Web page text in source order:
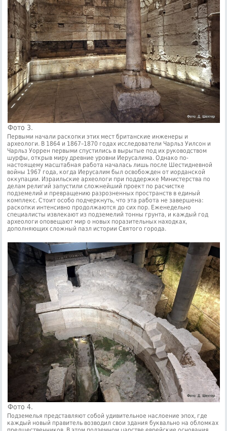
Фото 3.
Первыми начали раскопки этих мест британские инженеры и
археологи. В 1864 и 1867–1870 годах исследователи Чарльз Уилсон и
Чарльз Уоррен первыми спустились в вырытые под их руководством
шурфы, открыв миру древние уровни Иерусалима. Однако по-
настоящему масштабная работа началась лишь после Шестидневной
войны 1967 года, когда Иерусалим был освобожден от иорданской
оккупации. Израильские археологи при поддержке Министерства по
делам религий запустили сложнейший проект по расчистке
подземелий и превращению разрозненных пространств в единый
комплекс. Стоит особо подчеркнуть, что эта работа не завершена:
раскопки интенсивно продолжаются до сих пор. Еженедельно
специалисты извлекают из подземелий тонны грунта, и каждый год
археологи оповещают мир о новых поразительных находках,
дополняющих сложный пазл истории Святого города.
Фото 4.
Подземелья представляют собой удивительное наслоение эпох, где
каждый новый правитель возводил свои здания буквально на обломках